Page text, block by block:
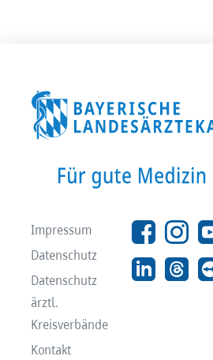
Impressum
Datenschutz
Datenschutz
ärztl.
Kreisverbände
Kontakt